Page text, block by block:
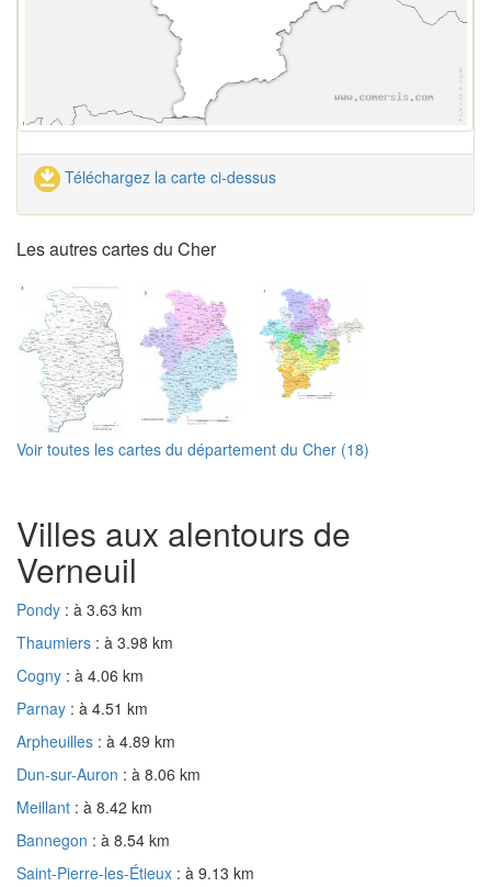
Téléchargez la carte ci-dessus
Les autres cartes du Cher
Voir toutes les cartes du département du Cher (18)
Villes aux alentours de
Verneuil
Pondy : à 3.63 km
Thaumiers : à 3.98 km
Cogny : à 4.06 km
Parnay : à 4.51 km
Arpheuilles : à 4.89 km
Dun-sur-Auron : à 8.06 km
Meillant : à 8.42 km
Bannegon : à 8.54 km
Saint-Pierre-les-Étieux : à 9.13 km